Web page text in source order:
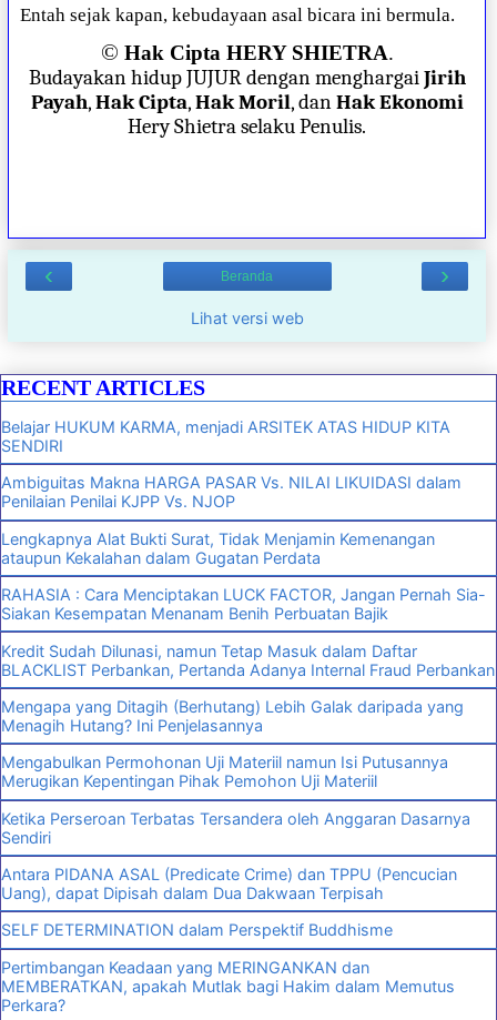
Entah sejak kapan, kebudayaan asal bicara ini bermula.
© Hak Cipta HERY SHIETRA.
Budayakan hidup JUJUR dengan menghargaiJirih
Payah,Hak Cipta,Hak Moril, danHak Ekonomi
Hery Shietra selaku Penulis.
‹ ›
Beranda
Lihat versi web
RECENT ARTICLES
Belajar HUKUM KARMA, menjadi ARSITEK ATAS HIDUP KITA
SENDIRI
Ambiguitas Makna HARGA PASAR Vs. NILAI LIKUIDASI dalam
Penilaian Penilai KJPP Vs. NJOP
Lengkapnya Alat Bukti Surat, Tidak Menjamin Kemenangan
ataupun Kekalahan dalam Gugatan Perdata
RAHASIA : Cara Menciptakan LUCK FACTOR, Jangan Pernah Sia-
Siakan Kesempatan Menanam Benih Perbuatan Bajik
Kredit Sudah Dilunasi, namun Tetap Masuk dalam Daftar
BLACKLIST Perbankan, Pertanda Adanya Internal Fraud Perbankan
Mengapa yang Ditagih (Berhutang) Lebih Galak daripada yang
Menagih Hutang? Ini Penjelasannya
Mengabulkan Permohonan Uji Materiil namun Isi Putusannya
Merugikan Kepentingan Pihak Pemohon Uji Materiil
Ketika Perseroan Terbatas Tersandera oleh Anggaran Dasarnya
Sendiri
Antara PIDANA ASAL (Predicate Crime) dan TPPU (Pencucian
Uang), dapat Dipisah dalam Dua Dakwaan Terpisah
SELF DETERMINATION dalam Perspektif Buddhisme
Pertimbangan Keadaan yang MERINGANKAN dan
MEMBERATKAN, apakah Mutlak bagi Hakim dalam Memutus
Perkara?